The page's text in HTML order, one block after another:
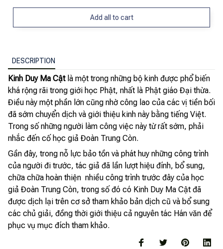
Add all to cart
DESCRIPTION
Kinh Duy Ma Cật là một trong những bộ kinh được phổ biến
khá rộng rãi trong giới học Phật, nhất là Phật giáo Đại thừa.
Điều này một phần lớn cũng nhờ công lao của các vị tiền bối
đã sớm chuyển dịch và giới thiệu kinh này bằng tiếng Việt.
Trong số những người làm công việc này từ rất sớm, phải
nhắc đến cố học giả Đoàn Trung Còn.
Gần đây, trong nỗ lực bảo tồn và phát huy những công trình
của người đi trước, tác giả đã lần lượt hiệu đính, bổ sung,
chữa chữa hoàn thiện nhiều công trình trước đây của học
giả Đoàn Trung Còn, trong số đó có Kinh Duy Ma Cật đã
được dịch lại trên cơ sở tham khảo bản dịch cũ và bổ sung
các chủ giải, đồng thời giới thiệu cả nguyên tác Hán văn để
phục vụ mục đích tham khảo.